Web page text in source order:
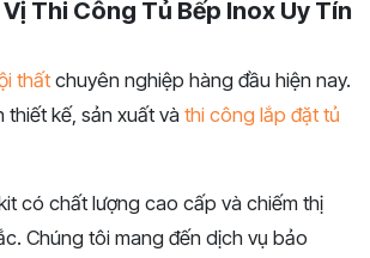
Thi Công Tủ Bếp Inox Uy Tín
thấtchuyên nghiệp hàng đầu hiện nay.
kế, sản xuất và thi công lắp đặt tủ
có chất lượng cao cấp và chiếm thị
Chúng tôi mang đến dịch vụ bảo